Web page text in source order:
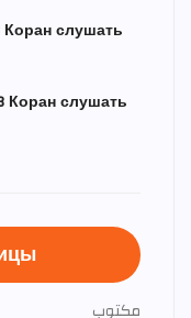
слушать
слушать
مكتوب